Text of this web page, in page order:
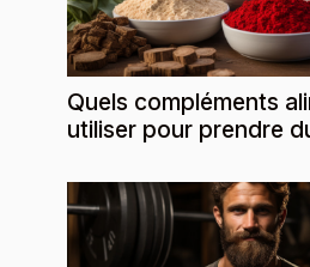
Quels compléments
utiliser pour prendre